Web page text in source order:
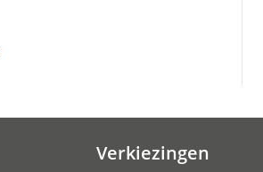
Verkiezingen